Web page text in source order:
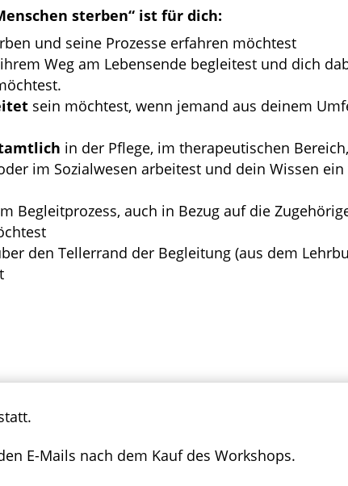
sterben“ ist für dich:
und seine Prozesse erfahren möchtest
Weg am Lebensende begleitest und dich
sein möchtest, wenn jemand aus deinem
in der Pflege, im therapeutischen
im Sozialwesen arbeitest und dein Wissen
Begleitprozess, auch in Bezug auf die
den Tellerrand der Begleitung (aus dem
E-Mails nach dem Kauf des Workshops.